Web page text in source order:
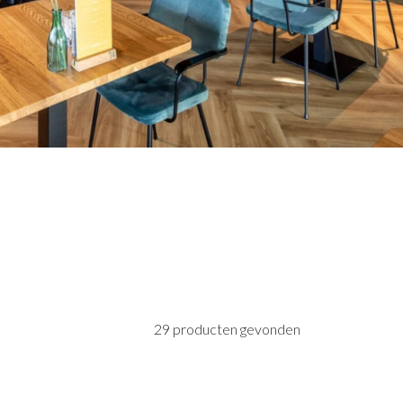
Sfeer
Raambekleding
Lockers
Thuiskantoor
29 producten gevonden